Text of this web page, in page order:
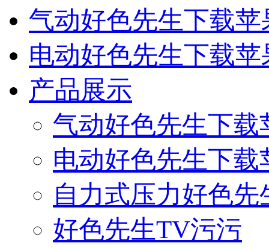
气动好色先生下载
电动好色先生下载
产品展示
气动好色先生下
电动好色先生下
自力式压力好色
好色先生TV污污